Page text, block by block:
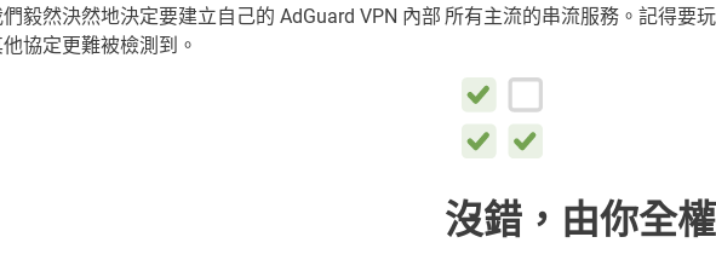
毅然決然地決定要建立自己的 AdGuard VPN 內部
協定更難被檢測到。
所有主流的串流服務。記得要
沒錯，由你全